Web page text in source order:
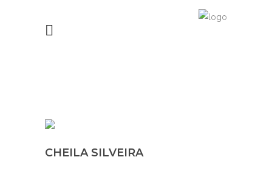
CHEILA SILVEIRA